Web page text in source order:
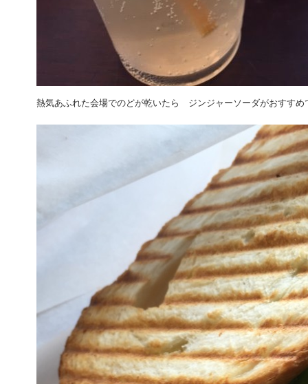
熱気あふれた会場でのどが乾いたら ジンジャーソーダがおすすめ